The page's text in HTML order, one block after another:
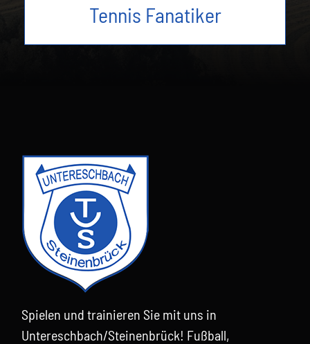
Tennis Fanatiker
Spielen und trainieren Sie mit uns in
Untereschbach/Steinenbrück! Fußball,